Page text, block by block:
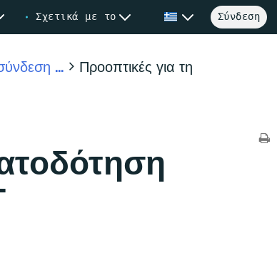
Σχετικά με το Σύνδεση
...
Προοπτικές για τη